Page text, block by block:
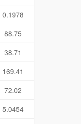
0.1978
88.75
38.71
169.41
72.02
5.0454